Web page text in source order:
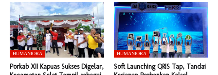
HUMANIORA
Porkab XII Kapuas Sukses Digelar,
HUMANIORA
Soft Launching QRIS Tap, Tandai